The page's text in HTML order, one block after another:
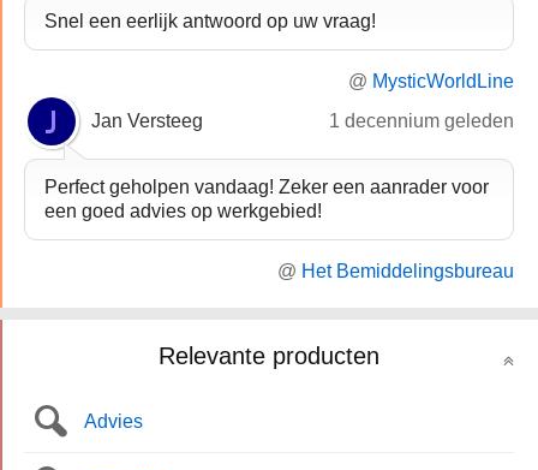
Snel een eerlijk antwoord op uw vraag!
@ MysticWorldLine
Jan Versteeg
1 decennium geleden
Perfect geholpen vandaag! Zeker een aanrader voor
een goed advies op werkgebied!
@ Het Bemiddelingsbureau
Relevante producten
Advies